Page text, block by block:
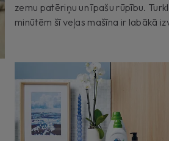
zemu patēriņu un īpašu rūpību.
minūtēm šī veļas mašīna ir labākā